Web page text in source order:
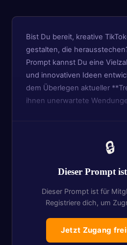
Bist Du bereit, kreative
gestalten, die
Prompt kannst Du eine
und innovativen Ideen
dem Überlegen aktueller
ihnen unerwartete
🔒
Dieser Prompt
Dieser Prompt ist für
Registriere dich, um
Jetzt Zugang